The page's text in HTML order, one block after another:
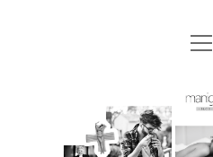
MANIGOO
MANIGOO
Menü
Manigoo